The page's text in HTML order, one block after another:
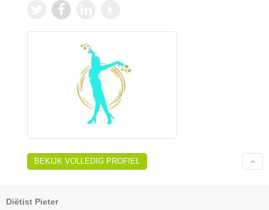
BEKIJK VOLLEDIG PROFIEL
Diëtist Pieter